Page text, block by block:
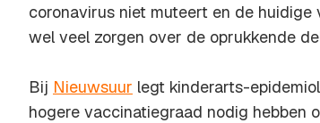
coronavirus niet muteert en de
wel veel zorgen over de oprukkende
Bij Nieuwsuur legt kinderarts-
hogere vaccinatiegraad nodig hebben